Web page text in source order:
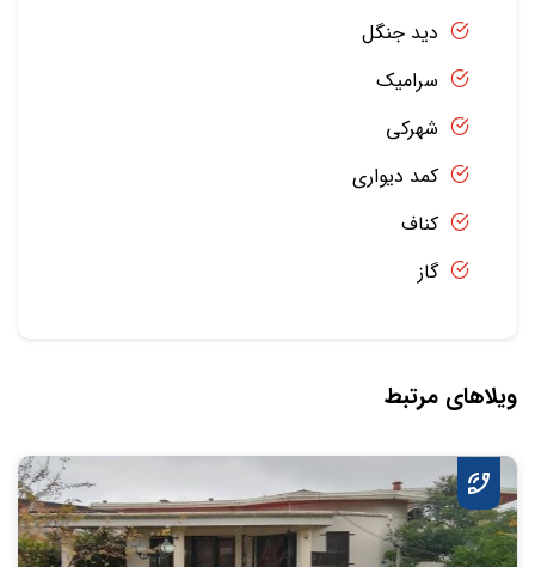
دید جنگل
سرامیک
شهرکی
کمد دیواری
کناف
گاز
ویلاهای مرتبط